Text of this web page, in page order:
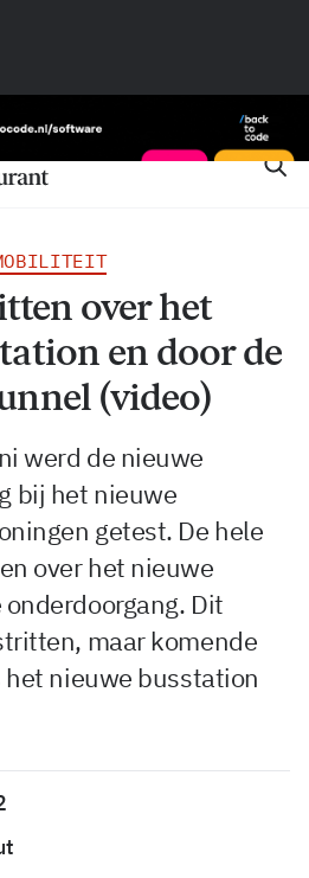
over het
en door de
(video)
werd de nieuwe
bij het nieuwe
getest. De hele
over het nieuwe
Dit
maar komende
nieuwe busstation